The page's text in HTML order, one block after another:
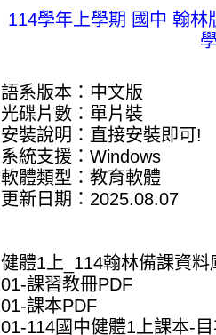
114學年上學期 國中 翰
語系版本：中文版
光碟片數：單片裝
安裝說明：直接安裝即可!
系統支援：Windows
軟體類型：教育軟體
更新日期：2025.08.07
健體1上_114翰林備課資料
01-課習教冊PDF
01-課本PDF
01-114國中健體1上課本-